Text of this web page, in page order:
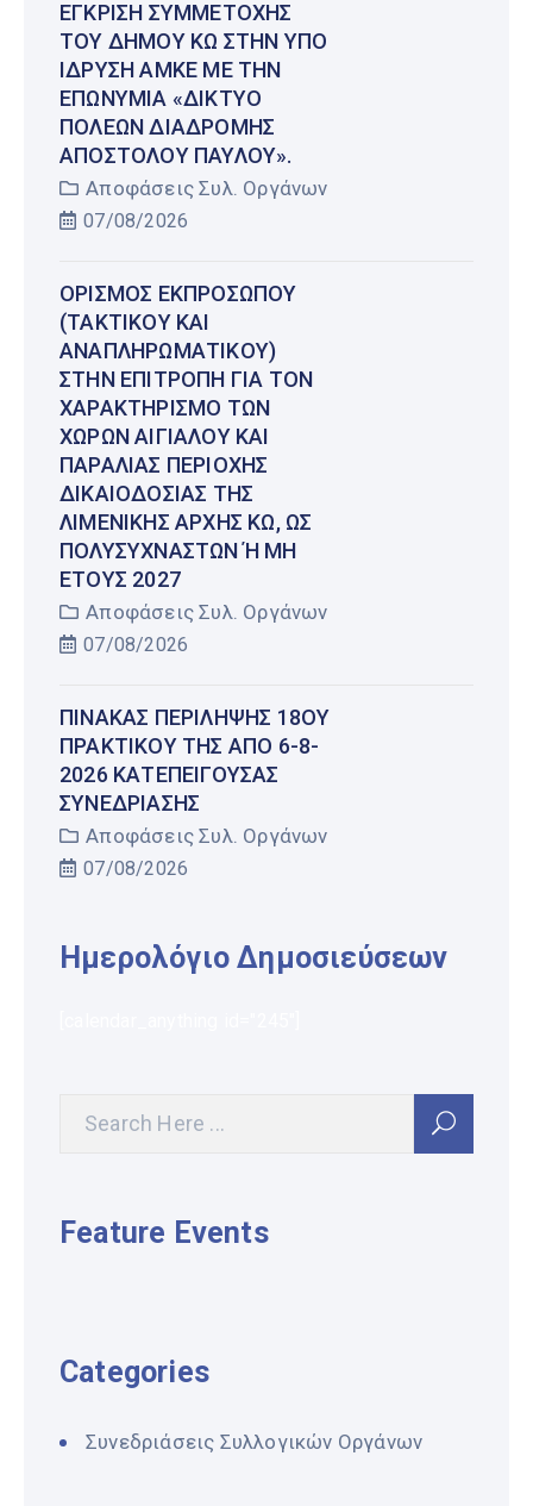
ΈΓΚΡΙΣΗ ΣΥΜΜΕΤΟΧΉΣ
ΤΟΥ ΔΉΜΟΥ ΚΩ ΣΤΗΝ ΥΠΌ
ΊΔΡΥΣΗ ΑΜΚΕ ΜΕ ΤΗΝ
ΕΠΩΝΥΜΊΑ «ΔΊΚΤΥΟ
ΠΌΛΕΩΝ ΔΙΑΔΡΟΜΉΣ
ΑΠΟΣΤΌΛΟΥ ΠΑΎΛΟΥ».
Αποφάσεις Συλ. Οργάνων
07/08/2026
ΟΡΙΣΜΌΣ ΕΚΠΡΟΣΏΠΟΥ
(ΤΑΚΤΙΚΟΎ ΚΑΙ
ΑΝΑΠΛΗΡΩΜΑΤΙΚΟΎ)
ΣΤΗΝ ΕΠΙΤΡΟΠΉ ΓΙΑ ΤΟΝ
ΧΑΡΑΚΤΗΡΙΣΜΌ ΤΩΝ
ΧΏΡΩΝ ΑΙΓΙΑΛΟΎ ΚΑΙ
ΠΑΡΑΛΊΑΣ ΠΕΡΙΟΧΉΣ
ΔΙΚΑΙΟΔΟΣΊΑΣ ΤΗΣ
ΛΙΜΕΝΙΚΉΣ ΑΡΧΉΣ ΚΩ, ΩΣ
ΠΟΛΥΣΎΧΝΑΣΤΩΝ Ή ΜΗ Έ
ΤΟΥΣ 2027
Αποφάσεις Συλ. Οργάνων
07/08/2026
ΠΊΝΑΚΑΣ ΠΕΡΊΛΗΨΗΣ 18ΟΥ
ΠΡΑΚΤΙΚΟΎ ΤΗΣ ΑΠΌ 6-8-
2026 ΚΑΤΕΠΕΊΓΟΥΣΑΣ
ΣΥΝΕΔΡΊΑΣΗΣ
Αποφάσεις Συλ. Οργάνων
07/08/2026
Ημερολόγιο Δημοσιεύσεων
Feature Events
Categories
Συνεδριάσεις Συλλογικών Οργάνων